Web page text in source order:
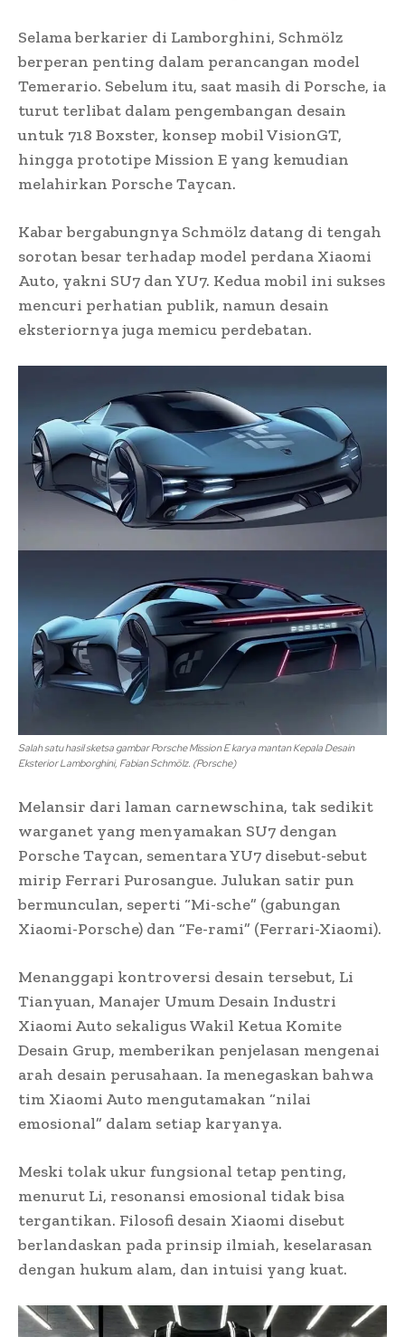
Selama berkarier di Lamborghini, Schmölz
berperan penting dalam perancangan model
Temerario. Sebelum itu, saat masih di Porsche, ia
turut terlibat dalam pengembangan desain
untuk 718 Boxster, konsep mobil VisionGT,
hingga prototipe Mission E yang kemudian
melahirkan Porsche Taycan.
Kabar bergabungnya Schmölz datang di tengah
sorotan besar terhadap model perdana Xiaomi
Auto, yakni SU7 dan YU7. Kedua mobil ini sukses
mencuri perhatian publik, namun desain
eksteriornya juga memicu perdebatan.
Salah satu hasil sketsa gambar Porsche Mission E karya mantan Kepala Desain
Eksterior Lamborghini, Fabian Schmölz. (Porsche)
Melansir dari laman carnewschina, tak sedikit
warganet yang menyamakan SU7 dengan
Porsche Taycan, sementara YU7 disebut-sebut
mirip Ferrari Purosangue. Julukan satir pun
bermunculan, seperti “Mi-sche” (gabungan
Xiaomi-Porsche) dan “Fe-rami” (Ferrari-Xiaomi).
Menanggapi kontroversi desain tersebut, Li
Tianyuan, Manajer Umum Desain Industri
Xiaomi Auto sekaligus Wakil Ketua Komite
Desain Grup, memberikan penjelasan mengenai
arah desain perusahaan. Ia menegaskan bahwa
tim Xiaomi Auto mengutamakan “nilai
emosional” dalam setiap karyanya.
Meski tolak ukur fungsional tetap penting,
menurut Li, resonansi emosional tidak bisa
tergantikan. Filosofi desain Xiaomi disebut
berlandaskan pada prinsip ilmiah, keselarasan
dengan hukum alam, dan intuisi yang kuat.